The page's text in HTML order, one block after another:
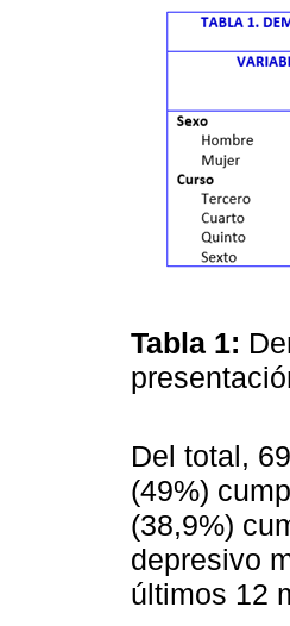
Tabla 1:
Del total,
(49%)
(38,9%)
depresivo
últimos 12